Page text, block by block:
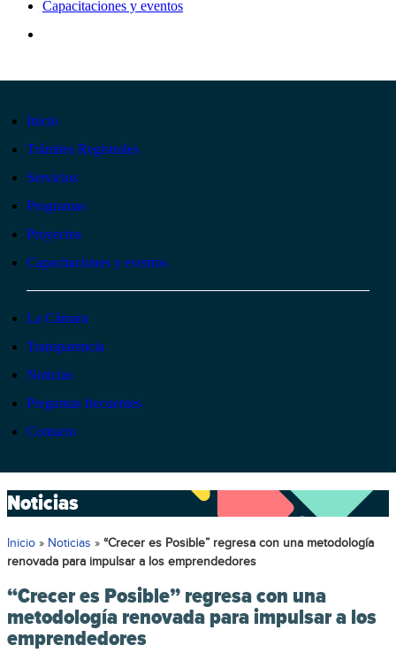
Capacitaciones y eventos
Inicio
Trámites Registrales
Servicios
Programas
Proyectos
Capacitaciones y eventos
La Cámara
Transparencia
Noticias
Preguntas frecuentes
Contacto
Noticias
Inicio » Noticias » “Crecer es Posible” regresa con una metodología
renovada para impulsar a los emprendedores
“Crecer es Posible” regresa con una
metodología renovada para impulsar a los
emprendedores